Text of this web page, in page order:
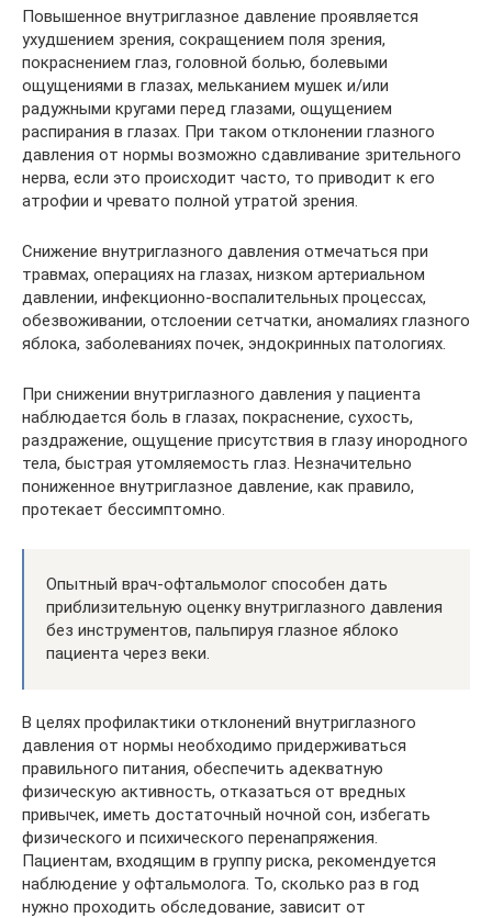
Повышенное внутриглазное давление проявляется
ухудшением зрения, сокращением поля зрения,
покраснением глаз, головной болью, болевыми
ощущениями в глазах, мельканием мушек и/или
радужными кругами перед глазами, ощущением
распирания в глазах. При таком отклонении глазного
давления от нормы возможно сдавливание зрительного
нерва, если это происходит часто, то приводит к его
атрофии и чревато полной утратой зрения.
Снижение внутриглазного давления отмечаться при
травмах, операциях на глазах, низком артериальном
давлении, инфекционно-воспалительных процессах,
обезвоживании, отслоении сетчатки, аномалиях глазного
яблока, заболеваниях почек, эндокринных патологиях.
При снижении внутриглазного давления у пациента
наблюдается боль в глазах, покраснение, сухость,
раздражение, ощущение присутствия в глазу инородного
тела, быстрая утомляемость глаз. Незначительно
пониженное внутриглазное давление, как правило,
протекает бессимптомно.
Опытный врач-офтальмолог способен дать
приблизительную оценку внутриглазного давления
без инструментов, пальпируя глазное яблоко
пациента через веки.
В целях профилактики отклонений внутриглазного
давления от нормы необходимо придерживаться
правильного питания, обеспечить адекватную
физическую активность, отказаться от вредных
привычек, иметь достаточный ночной сон, избегать
физического и психического перенапряжения.
Пациентам, входящим в группу риска, рекомендуется
наблюдение у офтальмолога. То, сколько раз в год
нужно проходить обследование, зависит от